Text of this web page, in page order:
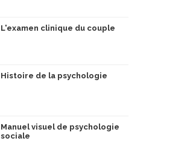
L'examen clinique du couple
Histoire de la psychologie
Manuel visuel de psychologie
sociale